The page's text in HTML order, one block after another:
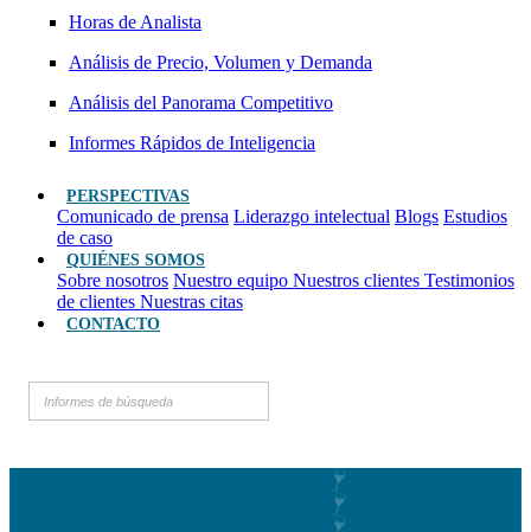
Horas de Analista
Análisis de Precio, Volumen y Demanda
Análisis del Panorama Competitivo
Informes Rápidos de Inteligencia
PERSPECTIVAS
Comunicado de prensa Liderazgo intelectual Blogs Estudios
de caso
QUIÉNES SOMOS
Sobre nosotros Nuestro equipo Nuestros clientes Testimonios
de clientes Nuestras citas
CONTACTO